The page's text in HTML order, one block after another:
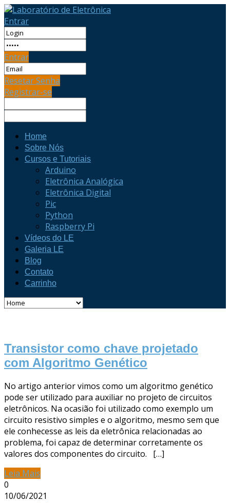
Entrar
Entrar
Resetar Senha
Registrar-se
Home
Sobre Nós
Cursos e Tutoriais
Arduino
Eletrônica Analógica
Eletrônica Digital
Pic
Python
Raspberry Pi
Vídeos do LE
Galeria LE
Blog
Contato
Carrinho
Transistor como chave projetado
com Algoritmo Genético
No artigo anterior vimos como um algoritmo genético
pode ser utilizado para auxiliar no projeto de circuitos
eletrônicos. Na ocasião foi utilizado como exemplo um
circuito resistivo simples e o algoritmo, mesmo sem que
ele conhecesse as leis da eletrônica relacionadas ao
problema, foi capaz de determinar corretamente os
valores dos componentes do circuito. […]
Leia Mais
0
10/06/2021